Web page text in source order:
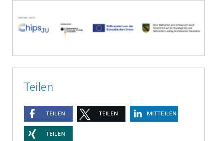
Teilen
TEILEN TEILEN MITTEILEN
TEILEN